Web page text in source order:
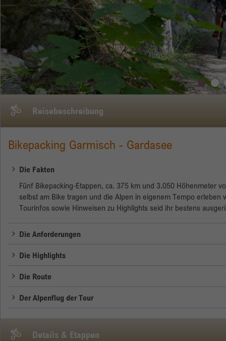
Reisebeschreibung
Bikepacking Garmisch - Gardasee
Die Fakten
Fünf Bikepacking-Etappen, ca. 375 km und 3.050 Höhenmeter
selbst am Bike tragen und die Alpen in eigenem Tempo
Tourinfos sowie Hinweisen zu Highlights seid ihr bestens
Die Anforderungen
Die Highlights
Die Route
Der Alpenflug der Tour
Details & Etappen